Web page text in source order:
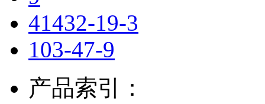
41432-19-3
103-47-9
产品索引：